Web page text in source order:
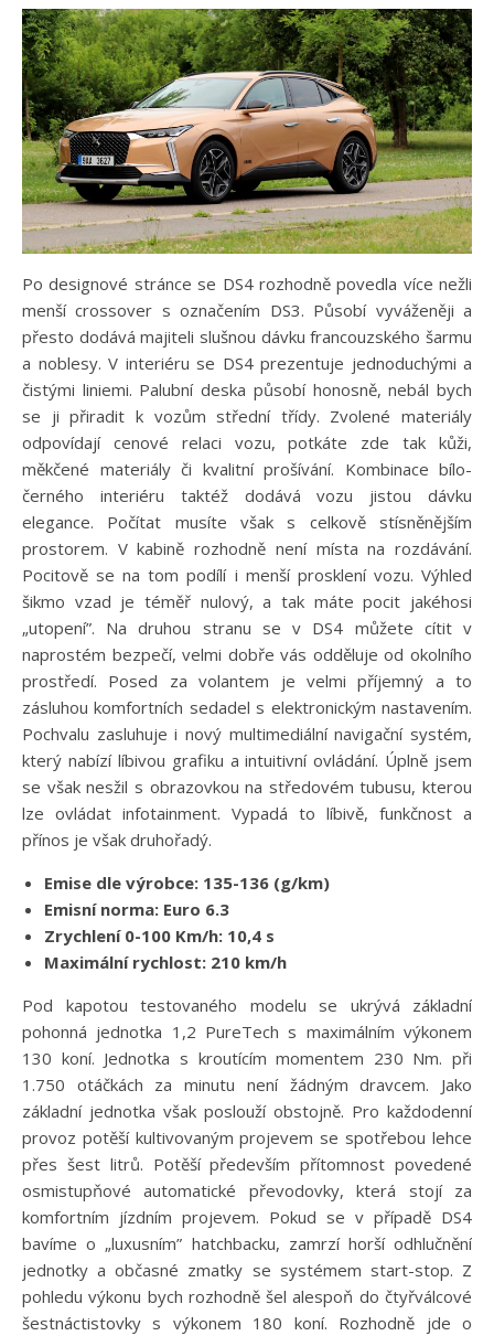
Po designové stránce se DS4 rozhodně povedla více nežli
menší crossover s označením DS3. Působí vyváženěji a
přesto dodává majiteli slušnou dávku francouzského šarmu
a noblesy. V interiéru se DS4 prezentuje jednoduchými a
čistými liniemi. Palubní deska působí honosně, nebál bych
se ji přiradit k vozům střední třídy. Zvolené materiály
odpovídají cenové relaci vozu, potkáte zde tak kůži,
měkčené materiály či kvalitní prošívání. Kombinace bílo-
černého interiéru taktéž dodává vozu jistou dávku
elegance. Počítat musíte však s celkově stísněnějším
prostorem. V kabině rozhodně není místa na rozdávání.
Pocitově se na tom podílí i menší prosklení vozu. Výhled
šikmo vzad je téměř nulový, a tak máte pocit jakéhosi
„utopení”. Na druhou stranu se v DS4 můžete cítit v
naprostém bezpečí, velmi dobře vás odděluje od okolního
prostředí. Posed za volantem je velmi příjemný a to
zásluhou komfortních sedadel s elektronickým nastavením.
Pochvalu zasluhuje i nový multimediální navigační systém,
který nabízí líbivou grafiku a intuitivní ovládání. Úplně jsem
se však nesžil s obrazovkou na středovém tubusu, kterou
lze ovládat infotainment. Vypadá to líbivě, funkčnost a
přínos je však druhořadý.
Emise dle výrobce: 135-136 (g/km)
Emisní norma: Euro 6.3
Zrychlení 0-100 Km/h: 10,4 s
Maximální rychlost: 210 km/h
Pod kapotou testovaného modelu se ukrývá základní
pohonná jednotka 1,2 PureTech s maximálním výkonem
130 koní. Jednotka s kroutícím momentem 230 Nm. při
1.750 otáčkách za minutu není žádným dravcem. Jako
základní jednotka však poslouží obstojně. Pro každodenní
provoz potěší kultivovaným projevem se spotřebou lehce
přes šest litrů. Potěší především přítomnost povedené
osmistupňové automatické převodovky, která stojí za
komfortním jízdním projevem. Pokud se v případě DS4
bavíme o „luxusním” hatchbacku, zamrzí horší odhlučnění
jednotky a občasné zmatky se systémem start-stop. Z
pohledu výkonu bych rozhodně šel alespoň do čtyřválcové
šestnáctistovky s výkonem 180 koní. Rozhodně jde o